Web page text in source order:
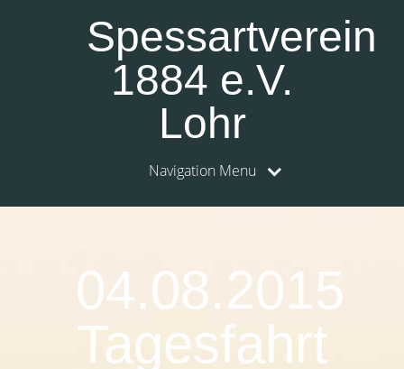
Spessartverein
1884 e.V.
Lohr
Navigation Menu
04.08.2015
Tagesfahrt